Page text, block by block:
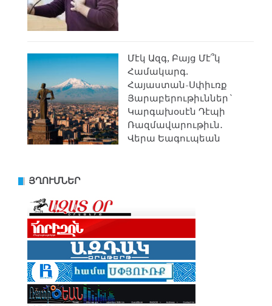
Մէկ Ազգ, Բայց Մէ՞կ
Համակարգ.
Հայաստան-Սփիւռք
Յարաբերութիւններ`
Կարգախօսէն Դէպի
Ռազմավարութիւն․
Վերա Եագուպեան
ՅՂՈՒՄՆԵՐ